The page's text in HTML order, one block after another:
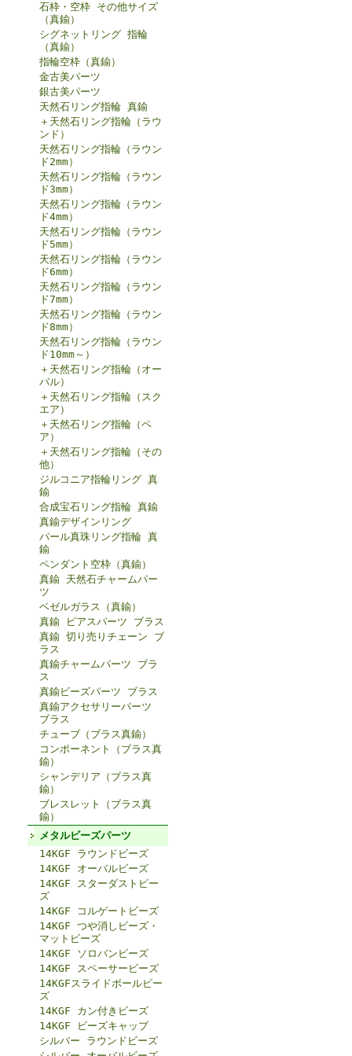
石枠・空枠 その他サイズ
（真鍮）
シグネットリング 指輪
（真鍮）
指輪空枠（真鍮）
金古美パーツ
銀古美パーツ
天然石リング指輪 真鍮
＋天然石リング指輪（ラウ
ンド）
天然石リング指輪（ラウン
ド2mm）
天然石リング指輪（ラウン
ド3mm）
天然石リング指輪（ラウン
ド4mm）
天然石リング指輪（ラウン
ド5mm）
天然石リング指輪（ラウン
ド6mm）
天然石リング指輪（ラウン
ド7mm）
天然石リング指輪（ラウン
ド8mm）
天然石リング指輪（ラウン
ド10mm～）
＋天然石リング指輪（オー
バル）
＋天然石リング指輪（スク
エア）
＋天然石リング指輪（ペ
ア）
＋天然石リング指輪（その
他）
ジルコニア指輪リング 真
鍮
合成宝石リング指輪 真鍮
真鍮デザインリング
パール真珠リング指輪 真
鍮
ペンダント空枠（真鍮）
真鍮 天然石チャームパー
ツ
ベゼルガラス（真鍮）
真鍮 ピアスパーツ ブラス
真鍮 切り売りチェーン ブ
ラス
真鍮チャームパーツ ブラ
ス
真鍮ビーズパーツ ブラス
真鍮アクセサリーパーツ
ブラス
チューブ（ブラス真鍮）
コンポーネント（ブラス真
鍮）
シャンデリア（ブラス真
鍮）
ブレスレット（ブラス真
鍮）
メタルビーズパーツ
14KGF ラウンドビーズ
14KGF オーバルビーズ
14KGF スターダストビー
ズ
14KGF コルゲートビーズ
14KGF つや消しビーズ・
マットビーズ
14KGF ソロバンビーズ
14KGF スペーサービーズ
14KGFスライドボールビー
ズ
14KGF カン付きビーズ
14KGF ビーズキャップ
シルバー ラウンドビーズ